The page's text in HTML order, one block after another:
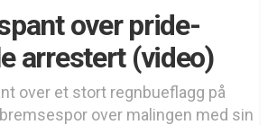
over pride-
arrestert (video)
over et stort regnbueflagg på
over malingen med sin